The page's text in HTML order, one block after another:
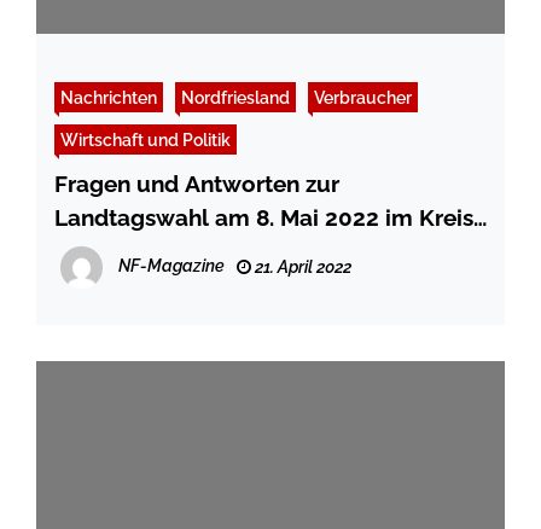
Nachrichten Nordfriesland Verbraucher
Wirtschaft und Politik
Fragen und Antworten zur
Landtagswahl am 8. Mai 2022 im Kreis
Nordfriesland
NF-Magazine 21. April 2022